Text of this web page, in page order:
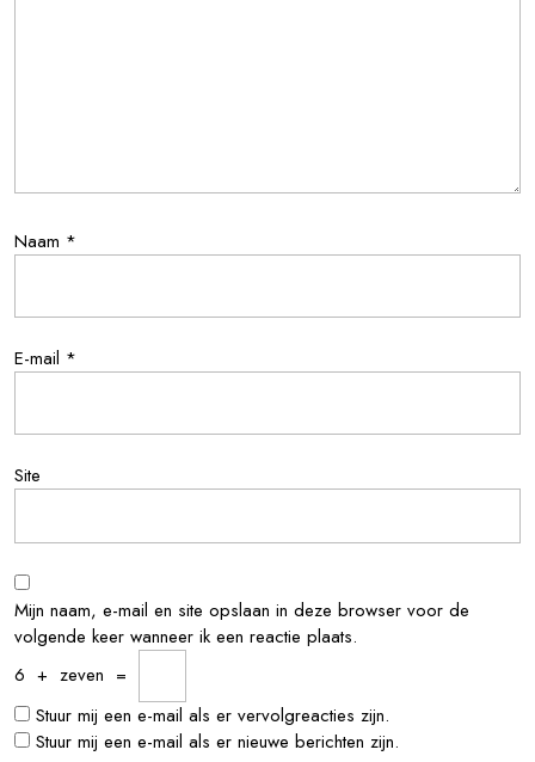
Naam *
E-mail *
Site
Mijn naam, e-mail en site opslaan in deze browser voor de
volgende keer wanneer ik een reactie plaats.
6 + zeven =
Stuur mij een e-mail als er vervolgreacties zijn.
Stuur mij een e-mail als er nieuwe berichten zijn.